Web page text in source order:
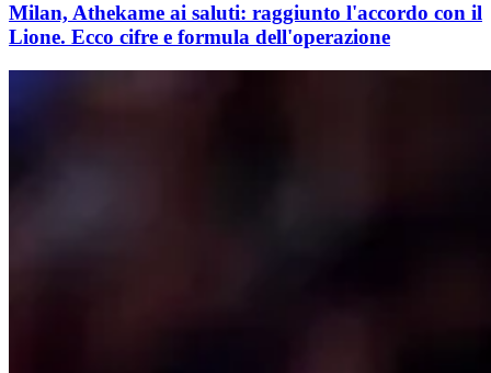
Milan, Athekame ai saluti: raggiunto l'accordo con il
Lione. Ecco cifre e formula dell'operazione